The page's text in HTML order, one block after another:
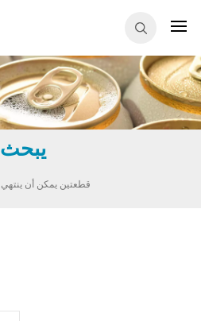
يبحث
قطعتين يمكن أن ينتهي